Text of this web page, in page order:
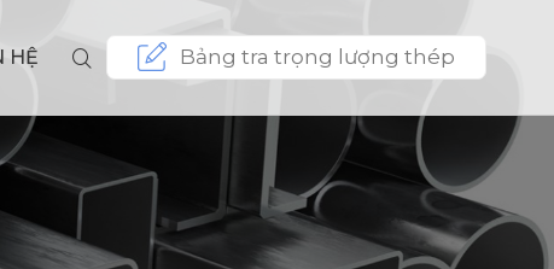
HỆ Bảng tra trọng lượng thép